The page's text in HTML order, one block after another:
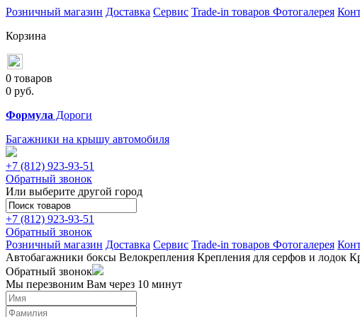
Розничный магазин Доставка Сервис Trade-in товаров Фотогалерея
Корзина
0 товаров
0 руб.
Формула Дороги
Багажники на крышу автомобиля
+7 (812) 923-93-51
Обратный звонок
Или выберите другой город
+7 (812) 923-93-51
Обратный звонок
Розничный магазин Доставка Сервис Trade-in товаров Фотогалерея
Автобагажники боксы Велокрепления Крепления для серфов и лодок
Обратный звонок
Мы перезвоним Вам через 10 минут